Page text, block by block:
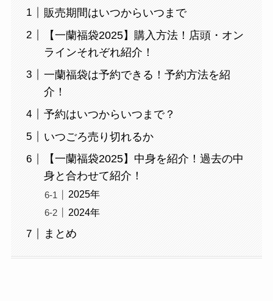
販売期間はいつからいつまで
【一蘭福袋2025】購入方法！店頭・オン
ラインそれぞれ紹介！
一蘭福袋は予約できる！予約方法を紹
介！
予約はいつからいつまで？
いつごろ売り切れるか
【一蘭福袋2025】中身を紹介！過去の中
身と合わせて紹介！
2025年
2024年
まとめ